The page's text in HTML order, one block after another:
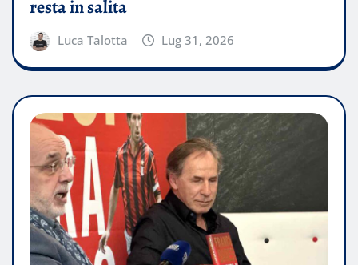
resta in salita
Luca Talotta Lug 31, 2026